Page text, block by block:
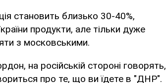
становить близько 30-40%,
продукти, але тільки дуже
з московськими.
на російській стороні говорять,
про те, що ви їдете в "ДНР".